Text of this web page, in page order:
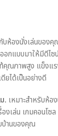
บห้องนั่งเล่นของ
ออกแบบมาให้มีดีไซ
ณภาพสูง แข็งแร
ได้เป็นอย่างดี
. เหมาะสำหรับห้อ
งเล่น เกมคอนโซ
บ้านของคุณ